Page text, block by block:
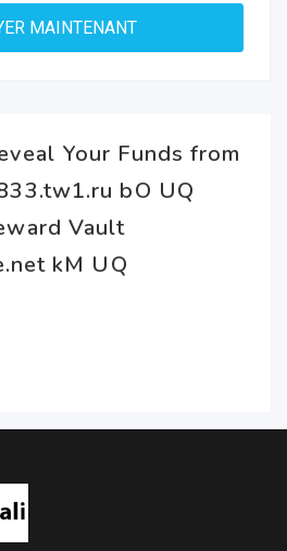
Your Funds from
bO UQ
Vault
kM UQ